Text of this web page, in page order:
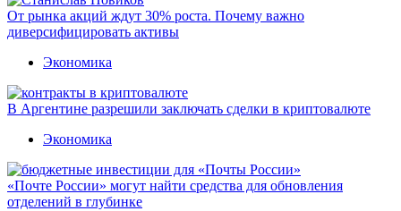
От рынка акций ждут 30% роста. Почему важно
диверсифицировать активы
Экономика
В Аргентине разрешили заключать сделки в криптовалюте
Экономика
«Почте России» могут найти средства для обновления
отделений в глубинке